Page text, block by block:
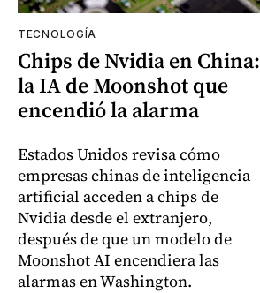
TECNOLOGÍA
Chips de Nvidia en China:
la IA de Moonshot que
encendió la alarma
Estados Unidos revisa cómo
empresas chinas de inteligencia
artificial acceden a chips de
Nvidia desde el extranjero,
después de que un modelo de
Moonshot AI encendiera las
alarmas en Washington.